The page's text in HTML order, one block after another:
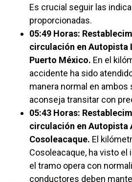
Es crucial seguir las
proporcionadas.
05:49 Horas:
circulación en Autopista
Puerto México. En el
accidente ha sido
manera normal en ambos
aconseja transitar con
05:43 Horas:
circulación en Autopista
Cosoleacaque. El
Cosoleacaque, ha visto el
el tramo opera con
conductores deben